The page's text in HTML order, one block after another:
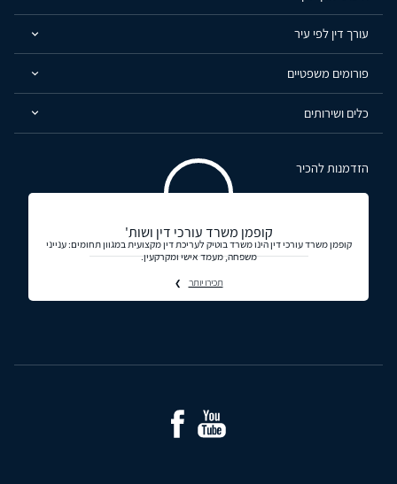
עורך דין לפי עיר
פורומים משפטיים
כלים ושירותים
הזדמנות להכיר
קופמן משרד עורכי דין ושות'
קופמן משרד עורכי דין הינו משרד בוטיק לעריכת דין מקצועית במגוון תחומים: ענייני
משפחה, מעמד אישי ומקרקעין.
תכירו יותר